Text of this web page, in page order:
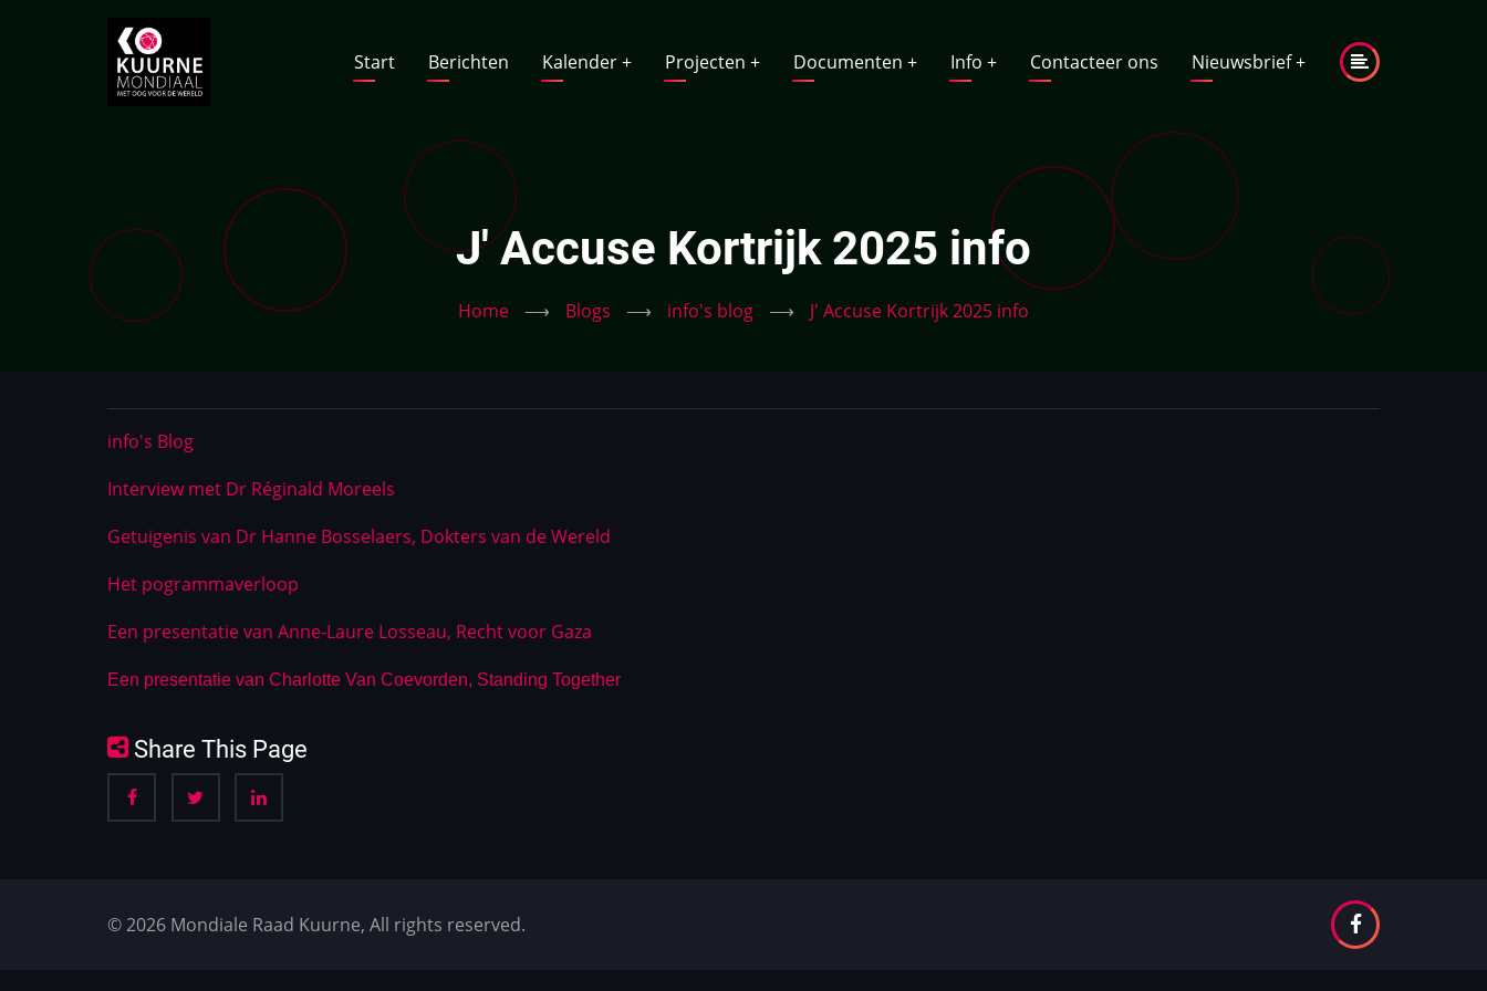
Hoofdnavigatie
Start Berichten Kalender+ Projecten + Documenten + Info + Contacteer ons Nieuwsbrief+
J' Accuse Kortrijk 2025 info
Home ⟶ Blogs ⟶ info's blog ⟶ J' Accuse Kortrijk 2025 info
info's Blog
Interview met Dr Réginald Moreels
Getuigenis van Dr Hanne Bosselaers, Dokters van de Wereld
Het pogrammaverloop
Een presentatie van Anne-Laure Losseau, Recht voor Gaza
Een presentatie van Charlotte Van Coevorden, Standing Together
Share This Page
© 2026 Mondiale Raad Kuurne, All rights reserved.